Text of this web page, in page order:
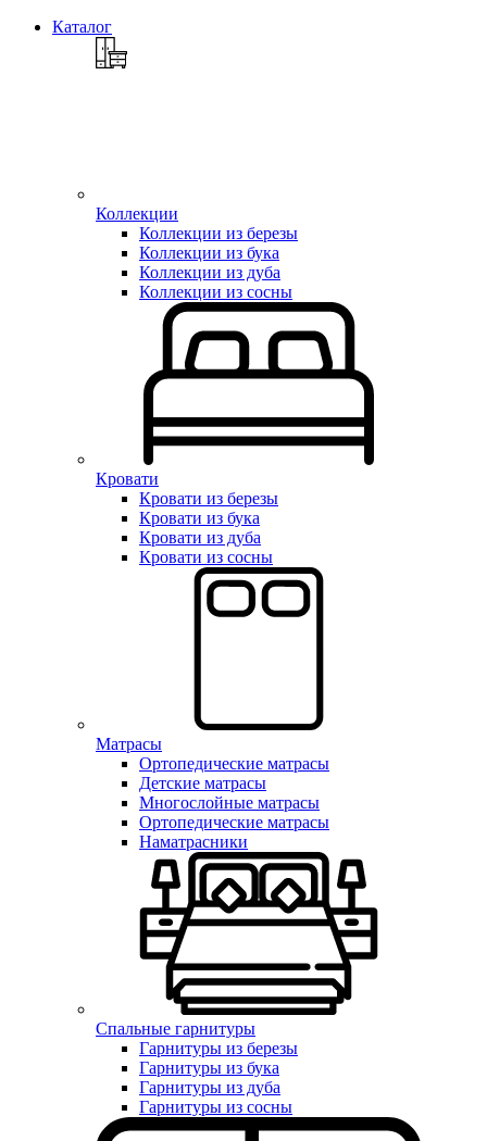
Каталог
Коллекции
Коллекции из березы
Коллекции из бука
Коллекции из дуба
Коллекции из сосны
Кровати
Кровати из березы
Кровати из бука
Кровати из дуба
Кровати из сосны
Матрасы
Ортопедические матрасы
Детские матрасы
Многослойные матрасы
Ортопедические матрасы
Наматрасники
Спальные гарнитуры
Гарнитуры из березы
Гарнитуры из бука
Гарнитуры из дуба
Гарнитуры из сосны